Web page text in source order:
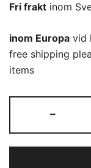
Fri frakt inom
inom Europa vid
free shipping
items
-